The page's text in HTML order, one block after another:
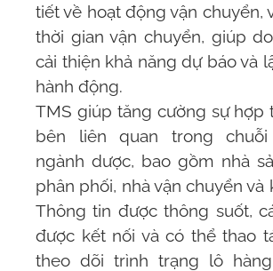
tiết về hoạt động vận chuyển,
thời gian vận chuyển, giúp
cải thiện khả năng dự báo và
hành động.
TMS giúp tăng cường sự hợp
bên liên quan trong
ngành dược, bao gồm nhà
phân phối, nhà vận chuyển và
Thông tin được thông suốt,
được kết nối và có thể thao
theo dõi trình trạng lô